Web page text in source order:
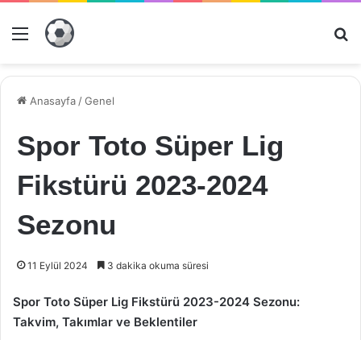
Menü
Anasayfa /Genel
Spor Toto Süper Lig
Fikstürü 2023-2024
Sezonu
11 Eylül 2024 3 dakika okuma süresi
Spor Toto Süper Lig Fikstürü 2023-2024 Sezonu:
Takvim, Takımlar ve Beklentiler